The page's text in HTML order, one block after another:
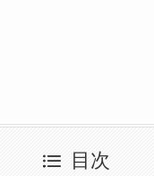
目次